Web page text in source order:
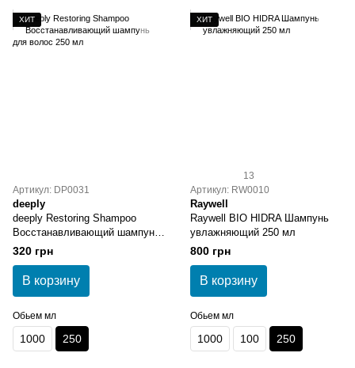
ХИТ
Артикул: DP0031
deeply
deeply Restoring Shampoo
Восстанавливающий шампунь
для волос 250 мл
320 грн
В корзину
Обьем мл
1000 250
ХИТ
13
Артикул: RW0010
Raywell
Raywell BIO HIDRA Шампунь
увлажняющий 250 мл
800 грн
В корзину
Обьем мл
1000 100 250